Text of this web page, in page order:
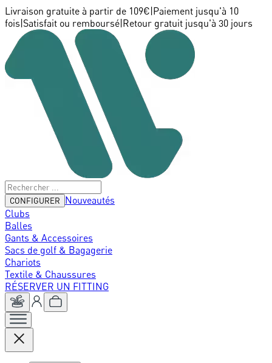
Livraison gratuite à partir de 109€ Paiement jusqu'à 10
fois Satisfait ou remboursé Retour gratuit jusqu'à 30 jours
CONFIGURER
Nouveautés
Clubs
Balles
Gants & Accessoires
Sacs de golf & Bagagerie
Chariots
Textile & Chaussures
RÉSERVER UN FITTING